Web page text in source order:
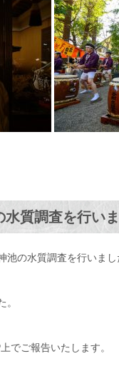
質調査を行い
池の水質調査を行いまし
でご報告いたします。